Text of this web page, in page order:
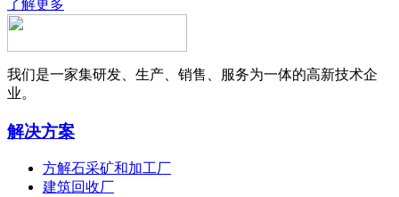
了解更多
我们是一家集研发、生产、销售、服务为一体的高新技术企
业。
解决方案
方解石采矿和加工厂
建筑回收厂